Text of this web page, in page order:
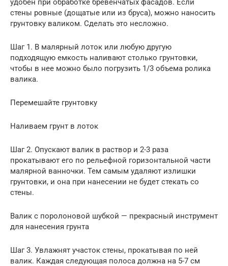
удобен при обработке бревенчатых фасадов. Если
стены ровные (дощатые или из бруса), можно наносить
грунтовку валиком. Сделать это несложно.
Шаг 1. В малярный лоток или любую другую
подходящую емкость наливают столько грунтовки,
чтобы в нее можно было погрузить 1/3 объема ролика
валика.
Перемешайте грунтовку
Наливаем грунт в лоток
Шаг 2. Опускают валик в раствор и 2-3 раза
прокатывают его по рельефной горизонтальной части
малярной ванночки. Тем самым удаляют излишки
грунтовки, и она при нанесении не будет стекать со
стены.
Валик с поролоновой шубкой — прекрасный инструмент
для нанесения грунта
Шаг 3. Увлажнят участок стены, прокатывая по ней
валик. Каждая следующая полоса должна на 5-7 см